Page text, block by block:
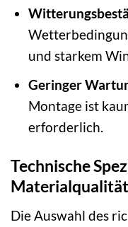
und starkem
Geringer
Montage ist
erforderlich.
Technische
Materialqualität
Die Auswahl des